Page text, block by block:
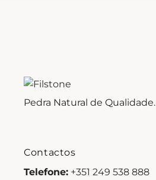
Pedra Natural de Qualidade.
Contactos
Telefone: +351 249 538 888